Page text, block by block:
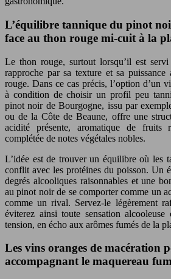
L’équilibre tannique du pinot
face au thon rouge mi-cuit à la
Le thon rouge, surtout lorsqu’il est
rapproche par sa texture et sa puissance
rouge. Dans ce cas précis, l’option d’un
à condition de choisir un profil peu
pinot noir de Bourgogne, issu par
ou de la Côte de Beaune, offre une
acidité présente, aromatique de fruits
complétée de notes végétales nobles.
L’idée est de trouver un équilibre où les
conflit avec les protéines du poisson. Un
degrés alcooliques raisonnables et une
au pinot noir de se comporter comme un
comme un rival. Servez-le légèrement
éviterez ainsi toute sensation alcooleuse
tension, en écho aux arômes fumés de la
Les vins oranges de macération
accompagnant le maquereau